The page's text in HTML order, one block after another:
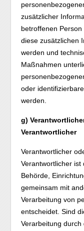
zusätzlicher
betroffenen
diese zusätzlichen
werden und
Maßnahmen
oder
werden.
g)
Verantwortlicher
Verantwortlicher
Verantwortlicher ist
Behörde,
gemeinsam mit
Verarbeitung von
entscheidet. Sind
Verarbeitung